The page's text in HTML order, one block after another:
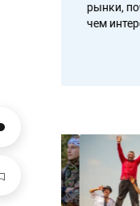
рынки,
чем